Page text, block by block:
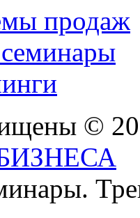
продаж
©